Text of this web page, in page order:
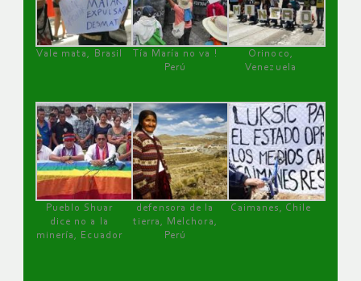
Vale mata, Brasil
Tía María no va !
Perú
Orinoco,
Venezuela
Pueblo Shuar
dice no a la
minería, Ecuador
defensora de la
tierra, Melchora,
Perú
Caimanes, Chile